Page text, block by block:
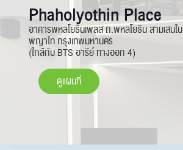
Phaholyothin Place
อาคารพหลโยธินเพลส ถ.พหลโยธิน สามเสนใน
พญาไท กรุงเทพมหานคร
(ใกล้กับ BTS อารีย์ ทางออก 4)
ดูแผนที่